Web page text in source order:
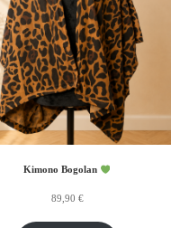
Kimono Bogolan
89,90 €